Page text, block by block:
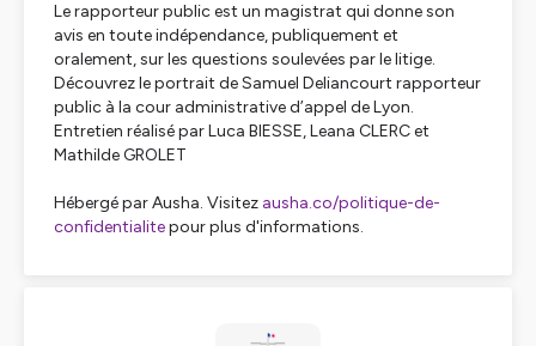
Le rapporteur public est un magistrat qui donne son
avis en toute indépendance, publiquement et
oralement, sur les questions soulevées par le litige.
Découvrez le portrait de Samuel Deliancourt rapporteur
public à la cour administrative d’appel de Lyon.
Entretien réalisé par Luca BIESSE, Leana CLERC et
Mathilde GROLET
Hébergé par Ausha. Visitez ausha.co/politique-de-
confidentialitepour plus d'informations.